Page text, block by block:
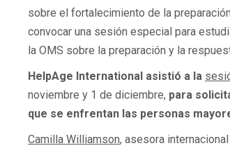
sobre el fortalecimiento de la
convocar una sesión especial para
la OMS sobre la preparación y la
HelpAge International asistió a la
noviembre y 1 de diciembre, para
que se enfrentan las personas
Camilla Williamson, asesora